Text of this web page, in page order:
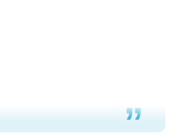
お勧め。自分はこの流
ーズ・ヌートバー